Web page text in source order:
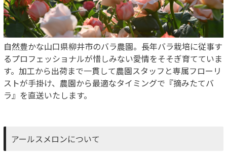
自然豊かな山口県柳井市のバラ農園。長年バラ栽培に従事す
るプロフェッショナルが惜しみない愛情をそそぎ育てていま
す。加工から出荷まで一貫して農園スタッフと専属フローリ
ストが手掛け、農園から最適なタイミングで『摘みたてバ
ラ』を直送いたします。
アールスメロンについて